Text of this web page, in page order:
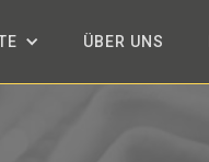
ÜBER UNS